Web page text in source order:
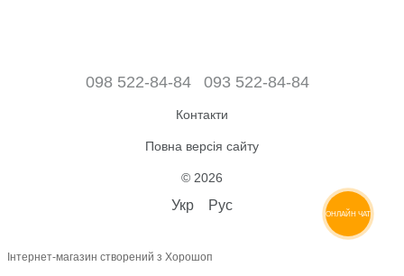
098 522-84-84 093 522-84-84
Контакти
Повна версія сайту
© 2026
Укр Рус
Інтернет-магазин створений з Хорошоп
ОНЛАЙН ЧАТ